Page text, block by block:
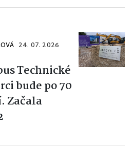
24. 07. 2026
Technické
bude po 70
Začala